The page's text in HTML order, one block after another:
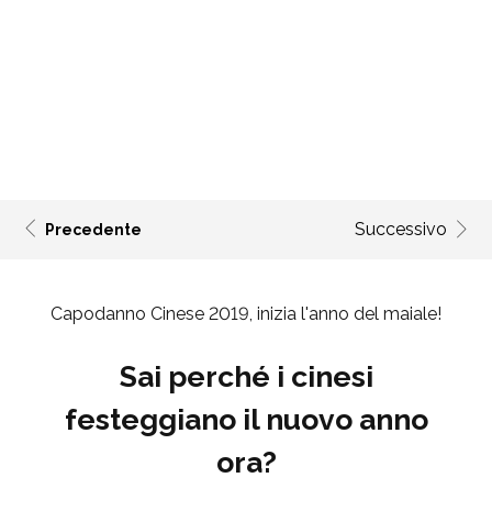
Precedente Successivo
Capodanno Cinese 2019, inizia l'anno del maiale!
Sai perché i cinesi
festeggiano il nuovo anno
ora?